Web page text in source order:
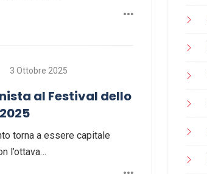
3 Ottobre 2025
al Festival dello
torna a essere capitale
l’ottava…